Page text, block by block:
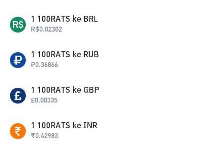
1 100RATS ke BRL
R$0.02302
1 100RATS ke RUB
₽0.36866
1 100RATS ke GBP
£0.00335
1 100RATS ke INR
₹0.42983